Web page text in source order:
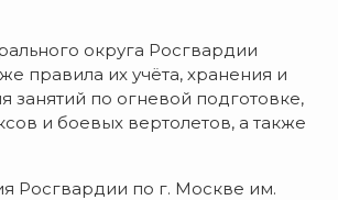
округа Росгвардии
правила их учёта, хранения и
по огневой подготовке,
и боевых вертолетов, а также
Росгвардии по г. Москве им.